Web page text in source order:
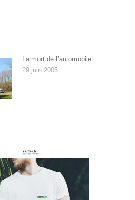
La mort de l’automobile
29 juin 2005